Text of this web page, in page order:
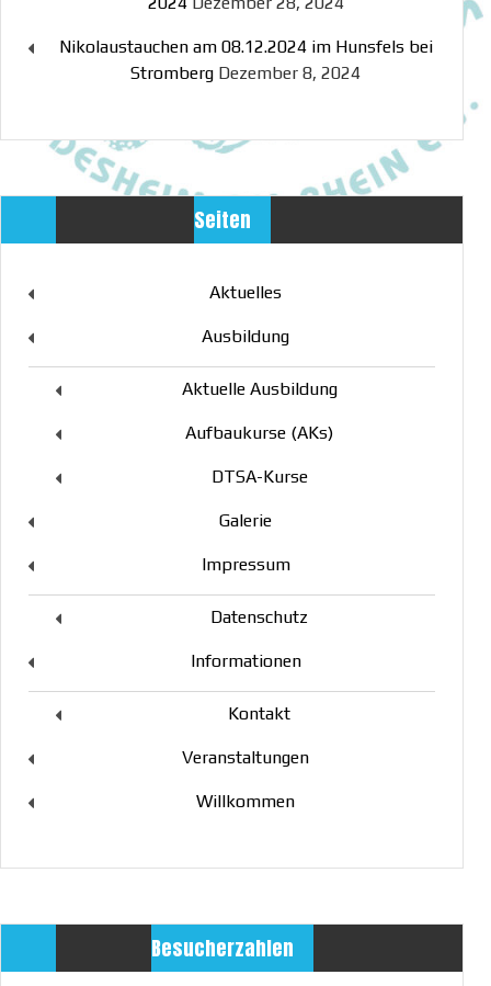
Nikolaustauchen am 08.12.2024 im Hunsfels bei
Stromberg Dezember 8, 2024
Seiten
Aktuelles
Ausbildung
Aktuelle Ausbildung
Aufbaukurse (AKs)
DTSA-Kurse
Galerie
Impressum
Datenschutz
Informationen
Kontakt
Veranstaltungen
Willkommen
Besucherzahlen